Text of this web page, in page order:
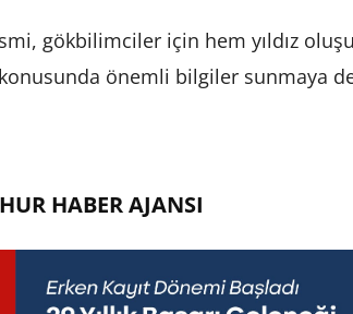
gökbilimciler için hem yıldız
konusunda önemli bilgiler sunmaya
HABER AJANSI